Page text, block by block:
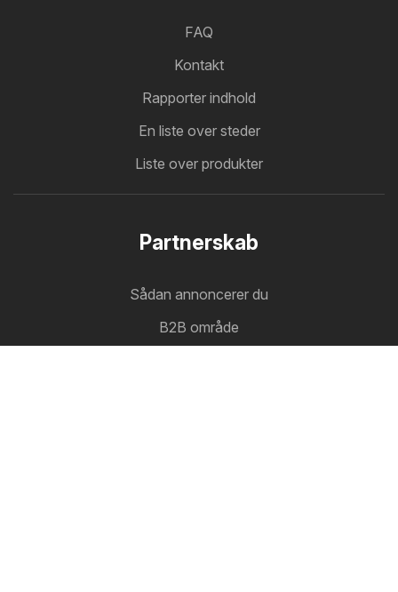
FAQ
Kontakt
Rapporter indhold
En liste over steder
Liste over produkter
Partnerskab
Sådan annoncerer du
B2B område